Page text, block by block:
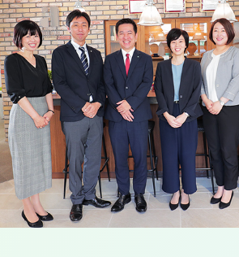
プロパティマネジメント課
売買課
えひめレスQセンター
FC事業本部
経営企画部
国際事業部
企業理念・会社概要
ヒストリー
数字で見る日本エイジェント
オフィスツアー
agent Awards
代表メッセージ
採用情報
採用情報トップ
キャリアビジョン・人財育成
福利厚生、 働き方改革への取り組み
募集要項
キャリア採用
JOIN OUR
日本エイジェントの未来を
れる仲間を求めてい
みなさんからのご応募お
す。